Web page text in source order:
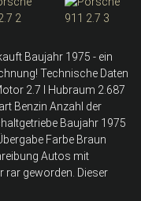
Baujahr 1975 - ein
Technische Daten
2.7 l Hubraum 2.687
Benzin Anzahl der
Baujahr 1975
Farbe Braun
Autos mit
rar geworden. Dieser